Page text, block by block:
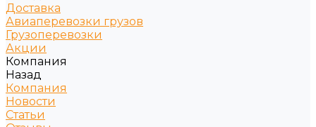
Доставка
Авиаперевозки грузов
Грузоперевозки
Акции
Компания
Назад
Компания
Новости
Статьи